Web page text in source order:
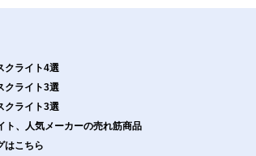
クライト4選
クライト3選
クライト3選
ト、人気メーカーの売れ筋商品
はこちら